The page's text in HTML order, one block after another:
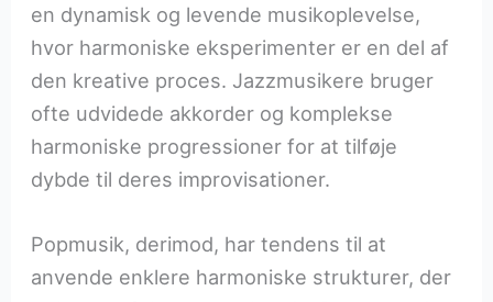
en dynamisk og levende musikoplevelse,
hvor harmoniske eksperimenter er en del af
den kreative proces. Jazzmusikere bruger
ofte udvidede akkorder og komplekse
harmoniske progressioner for at tilføje
dybde til deres improvisationer.
Popmusik, derimod, har tendens til at
anvende enklere harmoniske strukturer, der